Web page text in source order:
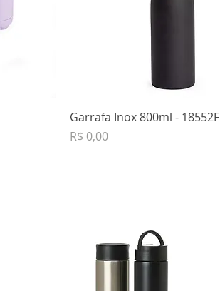
Garrafa Inox 800ml - 18552F
Preço
R$ 0,00